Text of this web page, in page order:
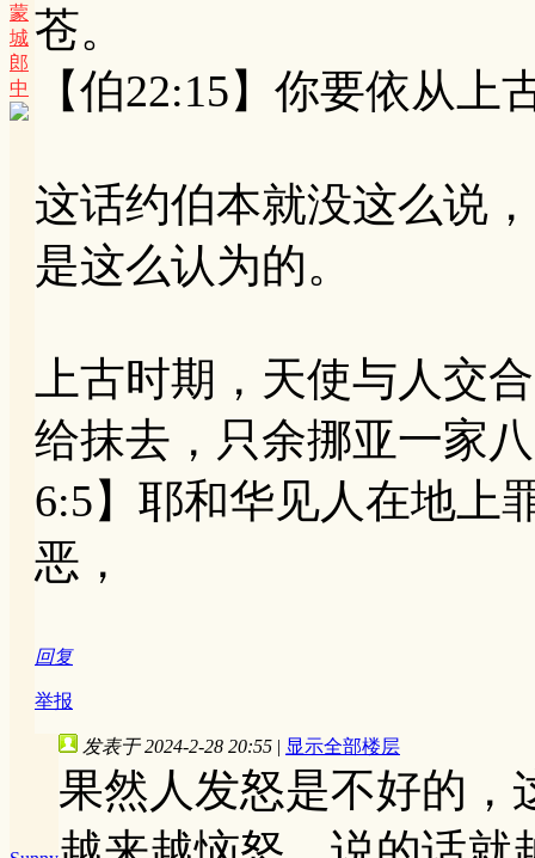
蒙
城
郎
中
苍。
【伯22:15】你要依从
这话约伯本就没这么说
是这么认为的。
上古时期，天使与人交
给抹去，只余挪亚一家
6:5】耶和华见人在地上
恶，
回复
举报
发表于 2024-2-28 20:55 | 显示全部楼层
果然人发怒是不好的，